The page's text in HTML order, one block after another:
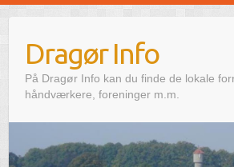
Dragør Info
På Dragør Info kan du finde de lokale
håndværkere, foreninger m.m.